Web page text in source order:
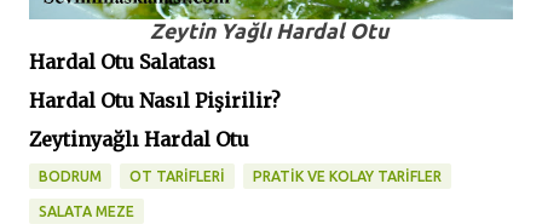
Zeytin Yağlı Hardal Otu
Hardal Otu Salatası
Hardal Otu Nasıl Pişirilir?
Zeytinyağlı Hardal Otu
BODRUM OT TARİFLERİ PRATİK VE KOLAY TARİFLER
SALATA MEZE